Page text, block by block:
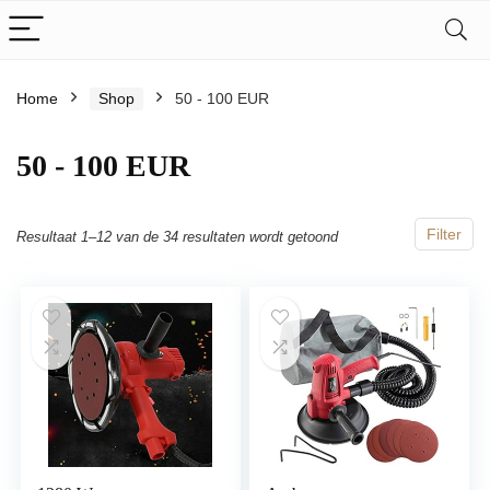
Home Shop 50 - 100 EUR
50 - 100 EUR
Filter
Resultaat 1–12 van de 34 resultaten wordt getoond